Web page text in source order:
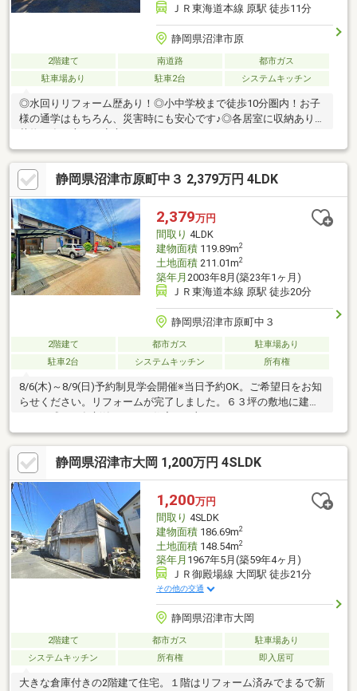
ＪＲ東海道本線 原駅 徒歩11分
静岡県沼津市原
2階建て 南道路
都市ガス
駐車場あり
駐車2台 システムキッチン
◎水回りリフォーム歴あり！◎小中学校まで徒歩10分圏内！お子
様の通学はもちろん、災害時にも安心です♪◎各居室に収納あり♪
静岡県沼津市原町中３ 2,379万円 4LDK
2,379万円
間取り 4LDK
建物面積119.89m2
土地面積211.01m2
築年月 2003年8月(築23年1ヶ月)
ＪＲ東海道本線 原駅 徒歩20分
静岡県沼津市原町中３
2階建て 都市ガス
駐車場あり
駐車2台
システムキッチン 所有権
8/6(木)～8/9(日)予約制見学会開催※当日予約OK。ご希望日をお知
らせください。リフォームが完了しました。６３坪の敷地に建
つ、平成１５年新築の４LDK住宅を一部リフォームとメンテナン
ス・クリーニングでお手入れしました。幅６ｍの北側公道に接す
る駐車スペースは並列で普通車２台、軽自動車１台の駐車が可能
です。南側には程良い広さのお庭があり、菜園やガーデニング、
休日にはご家族でバーベキューを楽しむことができます。【リフ
ォーム概要】・ユニットバス新品交換、シャワートイレ（1・2
階）新品交換、洗面化粧台（１・2階）新品交換、既設キッチンの
ガスコンロ・混合水栓交換、LED照明器
静岡県沼津市大岡 1,200万円 4SLDK
1,200万円
間取り 4SLDK
建物面積186.69m2
土地面積148.54m2
築年月 1967年5月(築59年4ヶ月)
ＪＲ御殿場線 大岡駅 徒歩21分
その他の交通
静岡県沼津市大岡
2階建て 都市ガス
駐車場あり
システムキッチン
所有権 即入居可
大きな倉庫付きの2階建て住宅。１階はリフォーム済みでまるで新